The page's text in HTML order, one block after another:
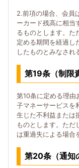
2.前項の場合、会員
ーカード残高に相当
るものとします。た
定める期間を経過し
したものとみなされ
第19条（制限
第10条に定める理由
子マネーサービスを
生じた不利益または
ものとします。ただ
は重過失による場合
第20条（通知